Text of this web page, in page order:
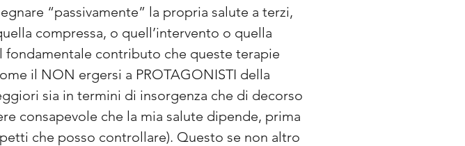
“passivamente” la propria salute a terzi,
compressa, o quell’intervento o quella
contributo che queste terapie
il NON ergersi a PROTAGONISTI della
sia in termini di insorgenza che di decorso
consapevole che la mia salute dipende, prima
che posso controllare). Questo se non altro